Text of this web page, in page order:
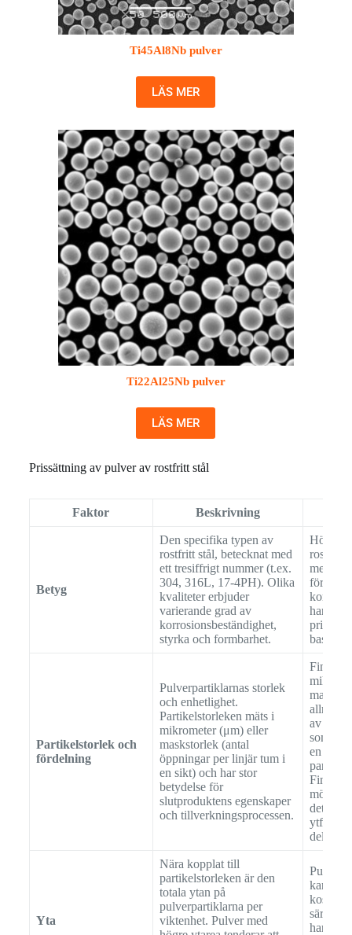
Ti45Al8Nb pulver
LÄS MER
Ti22Al25Nb pulver
LÄS MER
Prissättning av pulver av rostfritt stål
Faktor Beskrivning
Betyg
Den specifika typen av
rostfritt stål, betecknat med
ett tresiffrigt nummer (t.ex.
304, 316L, 17-4PH). Olika
kvaliteter erbjuder
varierande grad av
korrosionsbeständighet,
styrka och formbarhet.
rostfritt
med
har
pris
Partikelstorlek och
fördelning
Pulverpartiklarnas storlek
och enhetlighet.
Partikelstorleken mäts i
mikrometer (μm) eller
maskstorlek (antal
öppningar per linjär tum i
en sikt) och har stor
betydelse för
slutproduktens egenskaper
och tillverkningsprocessen.
Finare
av den
som
en
Finare
detaljer
ytfinish
delar.
Yta
Nära kopplat till
partikelstorleken är den
totala ytan på
pulverpartiklarna per
viktenhet. Pulver med
Pulver
kan